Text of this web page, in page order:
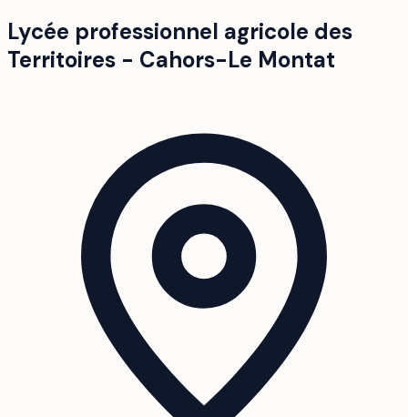
Lycée professionnel agricole des
Territoires - Cahors-Le Montat